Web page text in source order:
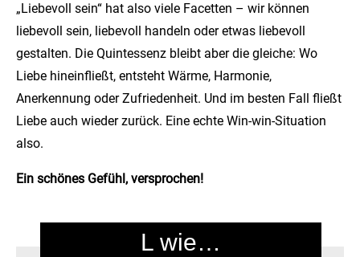
„Liebevoll sein“ hat also viele Facetten – wir können
liebevoll sein, liebevoll handeln oder etwas liebevoll
gestalten. Die Quintessenz bleibt aber die gleiche: Wo
Liebe hineinfließt, entsteht Wärme, Harmonie,
Anerkennung oder Zufriedenheit. Und im besten Fall fließt
Liebe auch wieder zurück. Eine echte Win-win-Situation
also.
Ein schönes Gefühl, versprochen!
L wie…